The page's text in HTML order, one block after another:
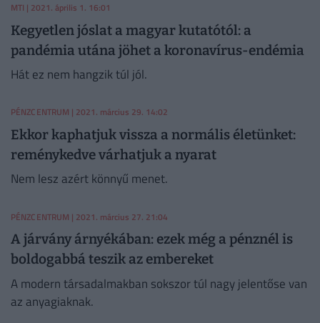
MTI | 2021. április 1. 16:01
Kegyetlen jóslat a magyar kutatótól: a
pandémia utána jöhet a koronavírus-endémia
Hát ez nem hangzik túl jól.
PÉNZCENTRUM | 2021. március 29. 14:02
Ekkor kaphatjuk vissza a normális életünket:
reménykedve várhatjuk a nyarat
Nem lesz azért könnyű menet.
PÉNZCENTRUM | 2021. március 27. 21:04
A járvány árnyékában: ezek még a pénznél is
boldogabbá teszik az embereket
A modern társadalmakban sokszor túl nagy jelentőse van
az anyagiaknak.